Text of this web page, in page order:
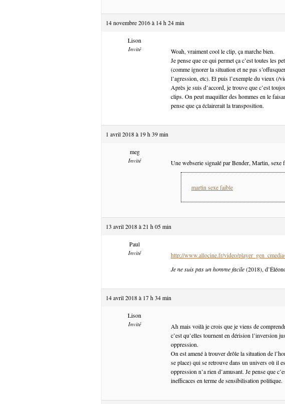
14 novembre 2016 à 14 h 24 min
Lison
Invité
Woah, vraiment cool le clip, ça marche bien.
Je pense que ce qui permet ça c’est toutes les
(comme ignorer la situation et ne pas
l’agression, etc). Et puis l’exemple du vieux (/
Après je suis d’accord, je trouve que c’est
clips. On peut maquiller des hommes en le
pense que ça éclairerait la transposition.
1 avril 2018 à 19 h 39 min
meg
Invité Une webserie signalé par Bender, Martin, sexe
martin sexe faible
13 avril 2018 à 21 h 05 min
Paul
Invité
http://www.allocine.fr/video/
Je ne suis pas un homme facile(2018),
14 avril 2018 à 17 h 34 min
Lison
Invité
Ah mais voilà je crois que je viens de
c’est qu’elles tournent en dérision l’inversion
oppression.
On est amené à trouver drôle la situation de
se place) qui se retrouve dans un univers où il
oppression n’a rien d’amusant. Je pense que
inefficaces en terme de sensibilisation politique.